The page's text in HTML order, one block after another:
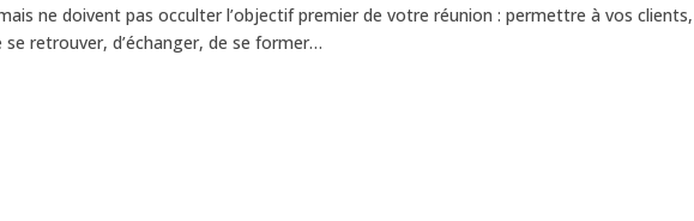
ne doivent pas occulter l’objectif premier de votre réunion : permettre à vos
retrouver, d’échanger, de se former…